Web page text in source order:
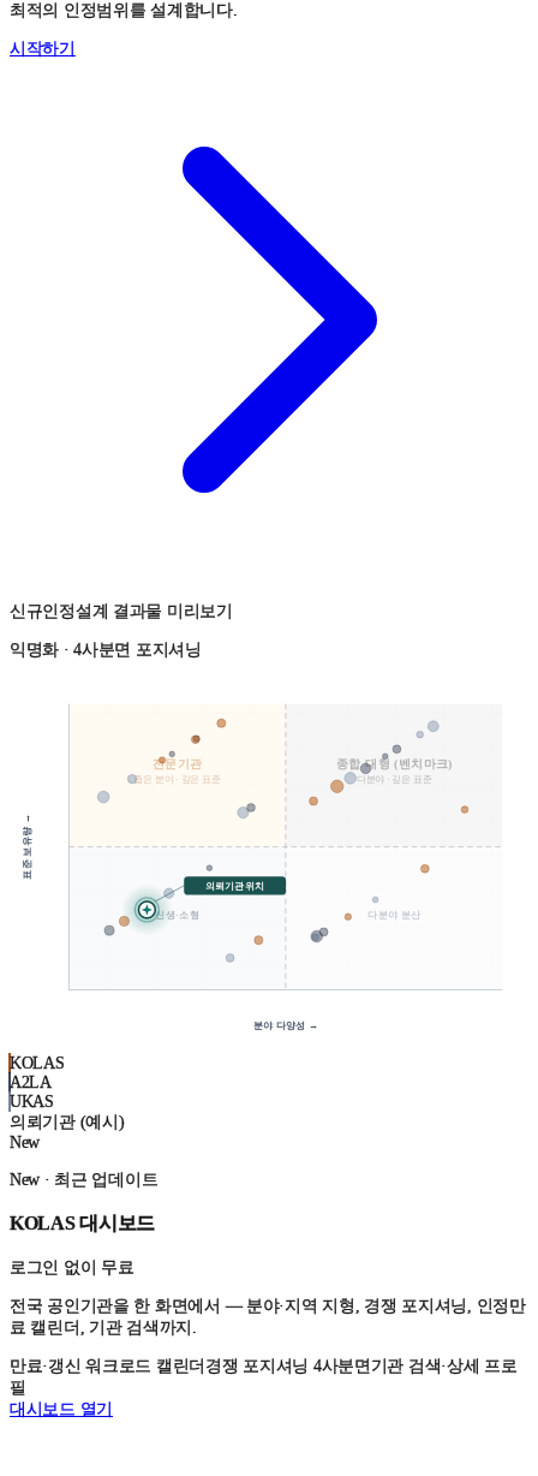
최적의 인정범위를 설계합니다.
시작하기
신규인정설계 결과물 미리보기
익명화 · 4사분면 포지셔닝
전문기관
좁은 분야 · 깊은 표준
종합 대형 (벤치마크)
다분야 · 깊은 표준
신생·소형 다분야 분산
분야 다양성 →
표준 보유량 →
의뢰기관 위치
KOLAS
A2LA
UKAS
의뢰기관 (예시)
New
New · 최근 업데이트
KOLAS 대시보드
로그인 없이 무료
전국 공인기관을 한 화면에서 — 분야·지역 지형, 경쟁 포지셔닝, 인정만
료 캘린더, 기관 검색까지.
만료·갱신 워크로드 캘린더 경쟁 포지셔닝 4사분면 기관 검색·상세 프로
필
대시보드 열기